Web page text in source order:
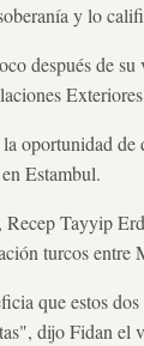
y lo
después de
oportunidad
Estambul.
Tayyip
turcos
que estos
dijo Fidan